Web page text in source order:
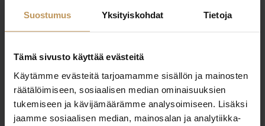
Suostumus Yksityiskohdat Tietoja
Tämä sivusto käyttää evästeitä
Käytämme evästeitä tarjoamamme sisällön ja mainosten
räätälöimiseen, sosiaalisen median ominaisuuksien
tukemiseen ja kävijämäärämme analysoimiseen. Lisäksi
jaamme sosiaalisen median, mainosalan ja analytiikka-
0449710471